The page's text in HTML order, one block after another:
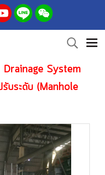
Drainage System
รับระดับ (Manhole